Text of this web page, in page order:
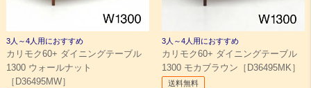
3人～4人用におすすめ
カリモク60+ ダイニングテーブル
1300 ウォールナット
［D36495MW］
3人～4人用におすすめ
カリモク60+ ダイニングテーブル
1300 モカブラウン［D36495MK］
送料無料